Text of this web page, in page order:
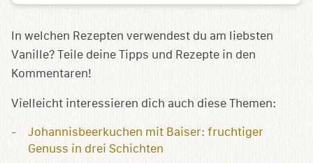
In welchen Rezepten verwendest du am liebsten
Vanille? Teile deine Tipps und Rezepte in den
Kommentaren!
Vielleicht interessieren dich auch diese Themen:
Johannisbeerkuchen mit Baiser: fruchtiger
Genuss in drei Schichten